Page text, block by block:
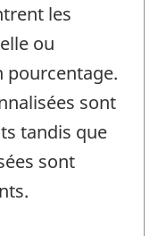
les
ou
pourcentage.
sont
tandis que
sont